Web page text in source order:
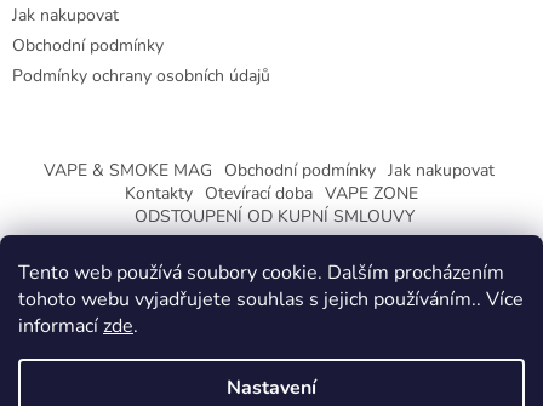
Tento web používá soubory cookie. Dalším procházením
tohoto webu vyjadřujete souhlas s jejich používáním.. Více
informacízde.
Nastavení
Jak nakupovat
Obchodní podmínky
Podmínky ochrany osobních údajů
VAPE & SMOKE MAG Obchodní podmínky Jak nakupovat
Kontakty Otevírací doba VAPE ZONE
ODSTOUPENÍ OD KUPNÍ SMLOUVY